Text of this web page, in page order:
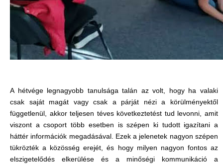
A hétvége legnagyobb tanulsága talán az volt, hogy ha valaki
csak saját magát vagy csak a párját nézi a körülményektől
függetlenül, akkor teljesen téves következtetést tud levonni, amit
viszont a csoport több esetben is szépen ki tudott igazítani a
háttér információk megadásával. Ezek a jelenetek nagyon szépen
tükrözték a közösség erejét, és hogy milyen nagyon fontos az
elszigetelődés elkerülése és a minőségi kommunikáció a